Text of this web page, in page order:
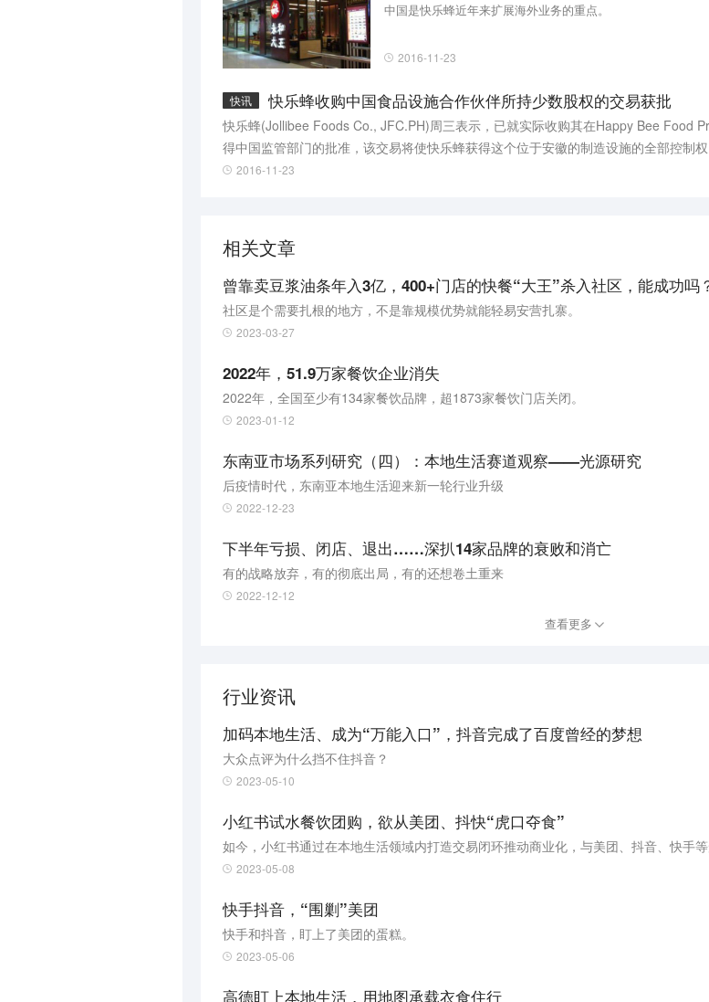
中国是快乐蜂近年来扩展海外业务的重点。
2016-11-23
快讯 快乐蜂收购中国食品设施合作伙伴所持少数股权的交易获批
快乐蜂(Jollibee Foods Co., JFC.PH)周三表示，已就实际收购其在Happy Bee Food
得中国监管部门的批准，该交易将使快乐蜂获得这个位于安徽的制造设施的全部控制
注支持永和大王(Yonghe King)业务的增长，专注进一步改善食品质量及提高食品安全
2016-11-23
相关文章
曾靠卖豆浆油条年入3亿，400+门店的快餐“大王”杀入社区，能成功吗
社区是个需要扎根的地方，不是靠规模优势就能轻易安营扎寨。
2023-03-27
2022年，51.9万家餐饮企业消失
2022年，全国至少有134家餐饮品牌，超1873家餐饮门店关闭。
2023-01-12
东南亚市场系列研究（四）：本地生活赛道观察——光源研究
后疫情时代，东南亚本地生活迎来新一轮行业升级
2022-12-23
下半年亏损、闭店、退出……深扒14家品牌的衰败和消亡
有的战略放弃，有的彻底出局，有的还想卷土重来
2022-12-12
查看更多
行业资讯
加码本地生活、成为“万能入口”，抖音完成了百度曾经的梦想
大众点评为什么挡不住抖音？
2023-05-10
小红书试水餐饮团购，欲从美团、抖快“虎口夺食”
2023-05-08
快手抖音，“围剿”美团
快手和抖音，盯上了美团的蛋糕。
2023-05-06
高德盯上本地生活，用地图承载衣食住行